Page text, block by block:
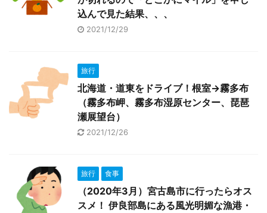
込んで見た結果、、、
2021/12/29
旅行
北海道・道東をドライブ！根室→霧多布
（霧多布岬、霧多布湿原センター、琵琶
瀬展望台）
2021/12/26
旅行 食事
（2020年3月）宮古島市に行ったらオス
スメ！ 伊良部島にある風光明媚な漁港・